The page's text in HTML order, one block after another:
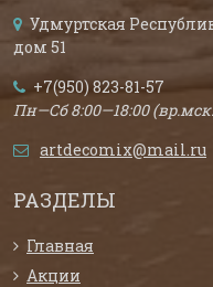
Удмуртская
дом 51
+7(950) 823-81-57
Пн—Сб 8:00—18:00
artdecomix@mail.ru
РАЗДЕЛЫ
Главная
Акции